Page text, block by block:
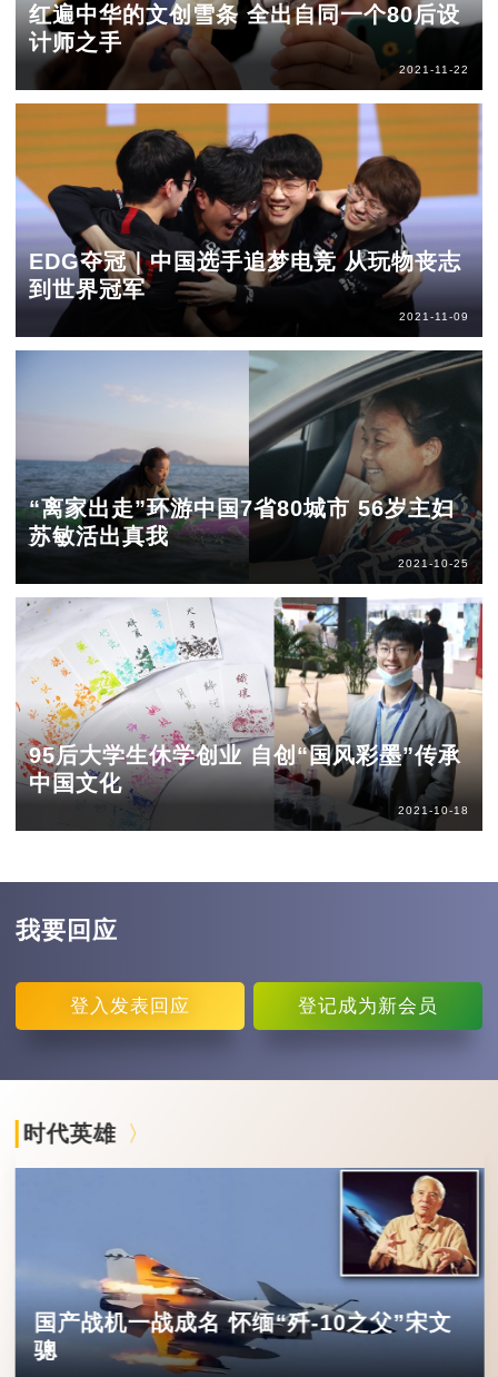
红遍中华的文创雪条 全出自同一个80后设
计师之手
2021-11-22
EDG夺冠｜中国选手追梦电竞 从玩物丧志
到世界冠军
2021-11-09
“离家出走”环游中国7省80城市 56岁主妇
苏敏活出真我
2021-10-25
95后大学生休学创业 自创“国风彩墨”传承
中国文化
2021-10-18
我要回应
登入 发表回应 登记成为新会员
时代英雄
国产战机一战成名 怀缅“歼-10之父”宋文
骢